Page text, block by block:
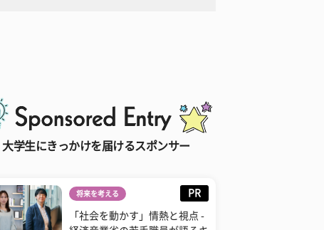
大学生にきっかけを届けるスポンサー
将来を考える PR
「社会を動かす」情熱と視点 -